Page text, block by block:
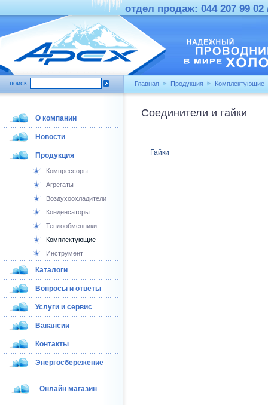
отдел продаж: 044 207 99 02
поиск Главная Продукция Комплектующие
О компании
Новости
Продукция
Компрессоры
Агрегаты
Воздухоохладители
Конденсаторы
Теплообменники
Комплектующие
Инструмент
Каталоги
Вопросы и ответы
Услуги и сервис
Вакансии
Контакты
Энергосбережение
Онлайн магазин
Соединители и гайки
Гайки